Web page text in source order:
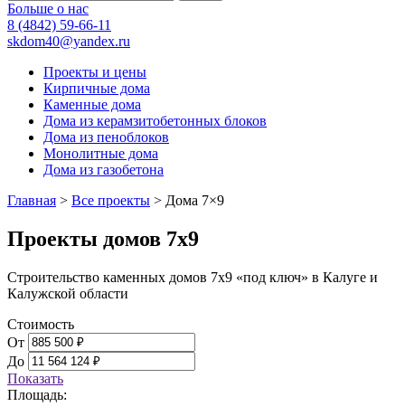
Больше о нас
8 (4842) 59-66-11
skdom40@yandex.ru
Проекты и цены
Кирпичные дома
Каменные дома
Дома из керамзитобетонных блоков
Дома из пеноблоков
Монолитные дома
Дома из газобетона
Главная > Все проекты > Дома 7×9
Проекты домов 7х9
Строительство каменных домов 7х9 «под ключ» в Калуге и
Калужской области
Стоимость
От
До
Показать
Площадь: